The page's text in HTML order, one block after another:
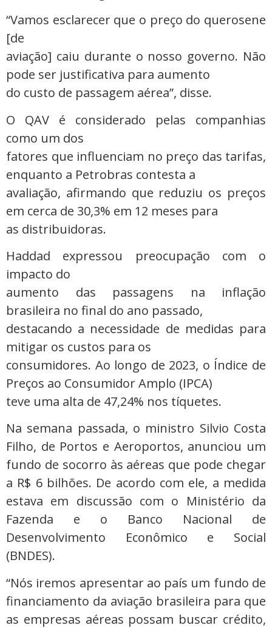
“Vamos esclarecer que o preço do querosene
[de
aviação] caiu durante o nosso governo. Não
pode ser justificativa para aumento
do custo de passagem aérea”, disse.
O QAV é considerado pelas companhias
como um dos
fatores que influenciam no preço das tarifas,
enquanto a Petrobras contesta a
avaliação, afirmando que reduziu os preços
em cerca de 30,3% em 12 meses para
as distribuidoras.
Haddad expressou preocupação com o
impacto do
aumento das passagens na inflação
brasileira no final do ano passado,
destacando a necessidade de medidas para
mitigar os custos para os
consumidores. Ao longo de 2023, o Índice de
Preços ao Consumidor Amplo (IPCA)
teve uma alta de 47,24% nos tíquetes.
Na semana passada, o ministro Silvio Costa
Filho, de Portos e Aeroportos, anunciou um
fundo de socorro às aéreas que pode chegar
a R$ 6 bilhões. De acordo com ele, a medida
estava em discussão com o Ministério da
Fazenda e o Banco Nacional de
Desenvolvimento Econômico e Social
(BNDES).
“Nós iremos apresentar ao país um fundo de
financiamento da aviação brasileira para que
as empresas aéreas possam buscar crédito,